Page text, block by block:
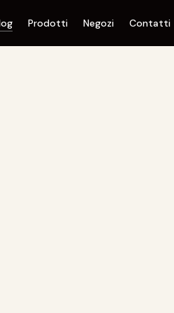
Prodotti Negozi Contatti